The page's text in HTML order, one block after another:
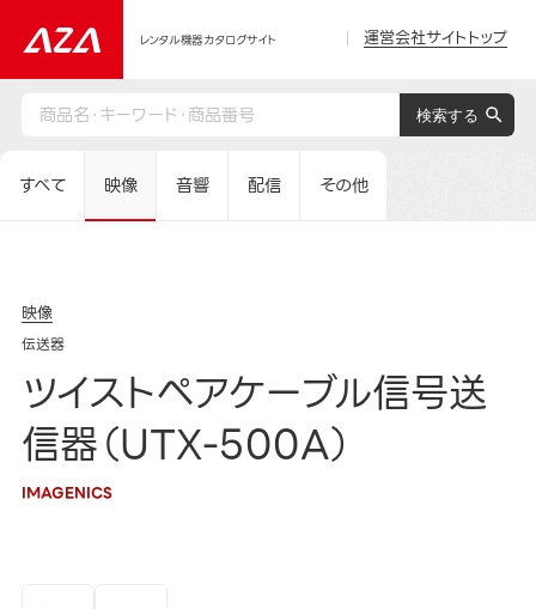
レンタル機器カタログサイト 運営会社サイトトップ
すべて 映像 音響 配信 その他
映像
伝送器
ツイストペアケーブル信号送
信器（UTX-500A）
IMAGENICS